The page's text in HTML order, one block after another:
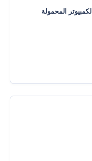
الكمبيوتر المحمولة